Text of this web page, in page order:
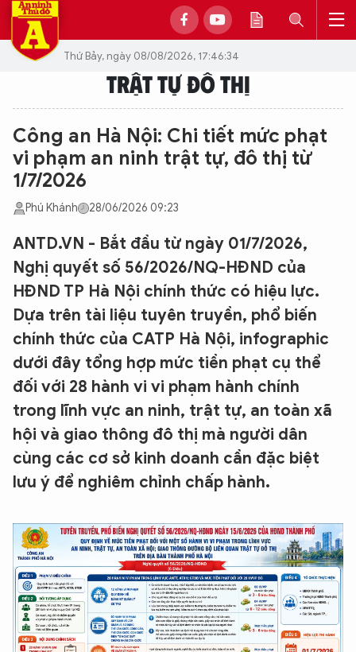
Thứ Bảy, ngày 08/08/2026, 17:46:34
TRẬT TỰ ĐÔ THỊ
Công an Hà Nội: Chi tiết mức phạt
vi phạm an ninh trật tự, đô thị từ
1/7/2026
Phú Khánh 28/06/2026 09:23
ANTD.VN - Bắt đầu từ ngày 01/7/2026,
Nghị quyết số 56/2026/NQ-HĐND của
HĐND TP Hà Nội chính thức có hiệu lực.
Dựa trên tài liệu tuyên truyền, phổ biến
chính thức của CATP Hà Nội, infographic
dưới đây tổng hợp mức tiền phạt cụ thể
đối với 28 hành vi vi phạm hành chính
trong lĩnh vực an ninh, trật tự, an toàn xã
hội và giao thông đô thị mà người dân
cùng các cơ sở kinh doanh cần đặc biệt
lưu ý để nghiêm chỉnh chấp hành.